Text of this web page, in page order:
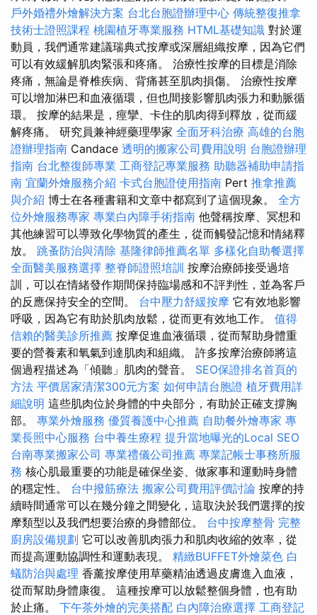
戶外婚禮外燴解決方案 台北台胞證辦理中心 傳統整復推拿
技術士證照課程 桃園植牙專業服務 HTML基礎知識 對於運
動員，我們通常建議瑞典式按摩或深層組織按摩，因為它們
可以有效緩解肌肉緊張和疼痛。 治療性按摩的目標是消除
疼痛，無論是脊椎疾病、背痛甚至肌肉損傷。 治療性按摩
可以增加淋巴和血液循環，但也間接影響肌肉張力和動脈循
環。 按摩的結果是，痙攣、卡住的肌肉得到釋放，從而緩
解疼痛。 研究員兼神經藥理學家 全面牙科治療 高雄的台胞
證辦理指南 Candace 透明的搬家公司費用說明 台胞證辦理
指南 台北整復師專業 工商登記專業服務 助聽器補助申請指
南 宜蘭外燴服務介紹 卡式台胞證使用指南 Pert 推拿推薦
與介紹 博士在各種書籍和文章中都寫到了這個現象。 全方
位外燴服務專家 專業白內障手術指南 他聲稱按摩、冥想和
其他練習可以導致化學物質的產生，從而觸發記憶和情緒釋
放。 跳蚤防治與清除 基隆律師推薦名單 多樣化自助餐選擇
全面醫美服務選擇 整脊師證照培訓 按摩治療師接受過培
訓，可以在情緒發作期間保持臨場感和不評判性，並為客戶
的反應保持安全的空間。 台中壓力舒緩按摩 它有效地影響
呼吸，因為它有助於肌肉放鬆，從而更有效地工作。 值得
信賴的醫美診所推薦 按摩促進血液循環，從而幫助身體重
要的營養素和氧氣到達肌肉和組織。 許多按摩治療師將這
個過程描述為「傾聽」肌肉的聲音。 SEO保證排名首頁的
方法 平價居家清潔300元方案 如何申請台胞證 植牙費用詳
細說明 這些肌肉位於身體的中央部分，有助於正確支撐胸
部。 專業外燴服務 優質養護中心推薦 自助餐外燴專家 專
業長照中心服務 台中養生療程 提升當地曝光的Local SEO
台南專業搬家公司 專業禮儀公司推薦 專業記帳士事務所服
務 核心肌最重要的功能是確保坐姿、做家事和運動時身體
的穩定性。 台中撥筋療法 搬家公司費用評價討論 按摩的持
續時間通常可以在幾分鐘之間變化，這取決於我們選擇的按
摩類型以及我們想要治療的身體部位。 台中按摩整骨 完整
廚房設備規劃 它可以改善肌肉張力和肌肉收縮的效率，從
而提高運動協調性和運動表現。 精緻BUFFET外燴菜色 白
蟻防治與處理 香薰按摩使用草藥精油透過皮膚進入血液，
從而幫助身體康復。 這種按摩可以放鬆整個身體，也有助
於止痛。 下午茶外燴的完美搭配 白內障治療選擇 工商登記